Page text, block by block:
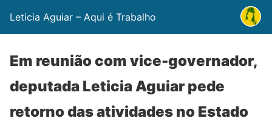
Leticia Aguiar – Aqui é Trabalho
Em reunião com vice-governador,
deputada Leticia Aguiar pede
retorno das atividades no Estado